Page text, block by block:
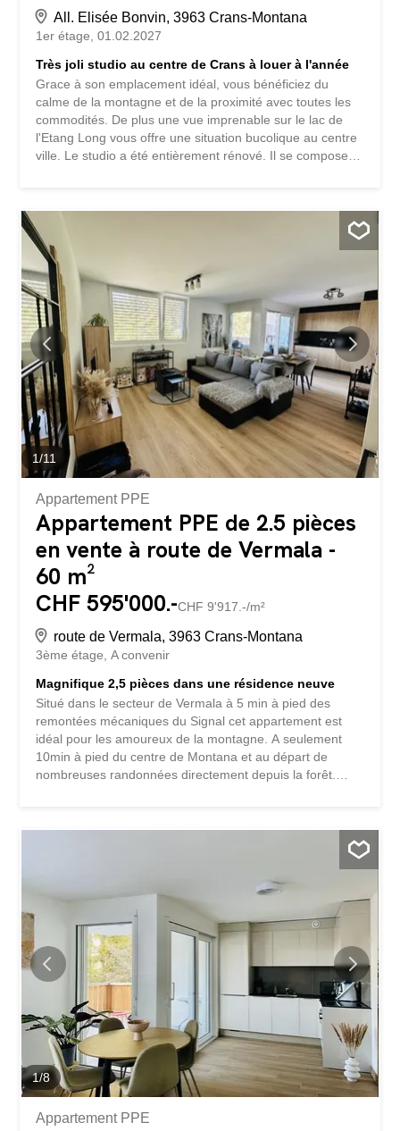
All. Elisée Bonvin, 3963 Crans-Montana
1er étage 01.02.2027
Très joli studio au centre de Crans à louer à l'année
Grace à son emplacement idéal, vous bénéficiez du
calme de la montagne et de la proximité avec toutes les
commodités. De plus une vue imprenable sur le lac de
l'Etang Long vous offre une situation bucolique au centre
ville. Le studio a été entièrement rénové. Il se compose
Pour compléter : 1 cave et un local à ski Il y a une
buanderie dans l'immeuble et des places de parc sont
disponibles devant la résidence. Location à l'année
1/11
Appartement PPE
Appartement PPE de 2.5 pièces
en vente à route de Vermala -
60 m²
CHF 595'000.-CHF 9'917.-/m²
route de Vermala, 3963 Crans-Montana
3ème étage A convenir
Magnifique 2,5 pièces dans une résidence neuve
Situé dans le secteur de Vermala à 5 min à pied des
remontées mécaniques du Signal cet appartement est
idéal pour les amoureux de la montagne. A seulement
10min à pied du centre de Montana et au départ de
nombreuses randonnées directement depuis la forêt.
se compose comme suit : 1 couloir d'entrée 1 salon/ salle
à manger 1 cuisine ouverte avec accès au balcon sud de
1 grande cave 1 local commun ski/vélo 1 place de parc
dans le garage (en sus. du prix de vente 50 000.-chf)
L'appartement est vendable uniquement en résidence
1/8
Appartement PPE